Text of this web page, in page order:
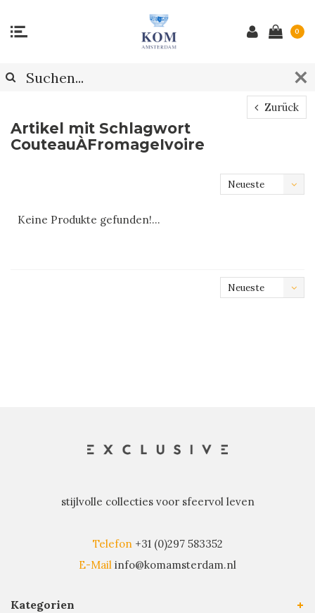
0
Zurück
Artikel mit Schlagwort
CouteauÀFromageIvoire
Neueste
Keine Produkte gefunden!...
Neueste
stijlvolle collecties voor sfeervol leven
Telefon +31 (0)297 583352
E-Mail info@komamsterdam.nl
Kategorien